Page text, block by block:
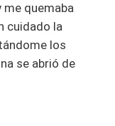
quemaba
cuidado la
los
se abrió de